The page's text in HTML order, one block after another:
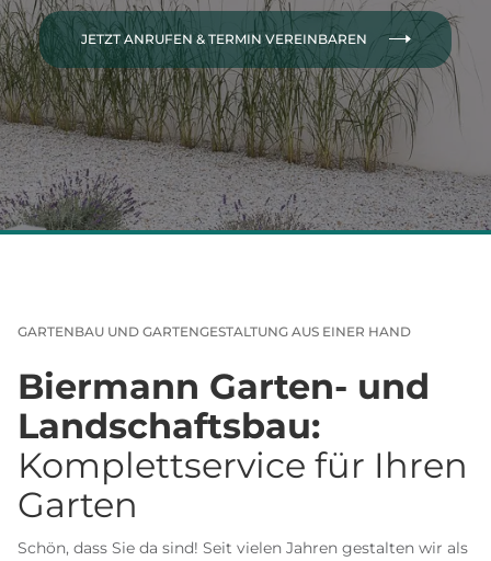
JETZT ANRUFEN & TERMIN VEREINBAREN
GARTENBAU UND GARTENGESTALTUNG AUS EINER HAND
Biermann Garten- und
Landschaftsbau:
Komplettservice für Ihren
Garten
Schön, dass Sie da sind! Seit vielen Jahren gestalten wir als